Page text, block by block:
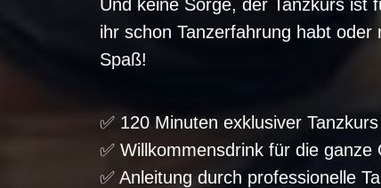
Und keine Sorge, der Tanzkurs ist
ihr schon Tanzerfahrung habt
Spaß!
✅ 120 Minuten exklusiver
✅ Willkommensdrink für die ganze
✅ Anleitung durch professionelle